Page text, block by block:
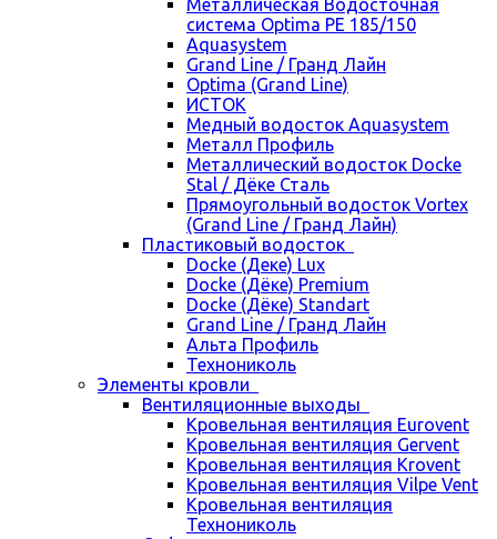
Металлическая Водосточная
система Optima PE 185/150
Aquasystem
Grand Line / Гранд Лайн
Optima (Grand Line)
ИСТОК
Медный водосток Aquasystem
Металл Профиль
Металлический водосток Docke
Stal / Дёке Сталь
Прямоугольный водосток Vortex
(Grand Line / Гранд Лайн)
Пластиковый водосток
Docke (Деке) Lux
Docke (Дёке) Premium
Docke (Дёке) Standart
Grand Line / Гранд Лайн
Альта Профиль
Технониколь
Элементы кровли
Вентиляционные выходы
Кровельная вентиляция Eurovent
Кровельная вентиляция Gervent
Кровельная вентиляция Krovent
Кровельная вентиляция Vilpe Vent
Кровельная вентиляция
Технониколь